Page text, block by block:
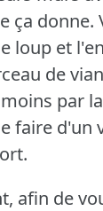
ça donne.
loup et
de
par
faire d'un
afin de